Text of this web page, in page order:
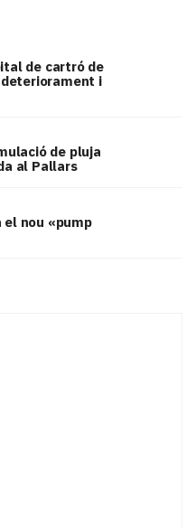
de cartró de
deteriorament i
de pluja
al Pallars
el nou «pump